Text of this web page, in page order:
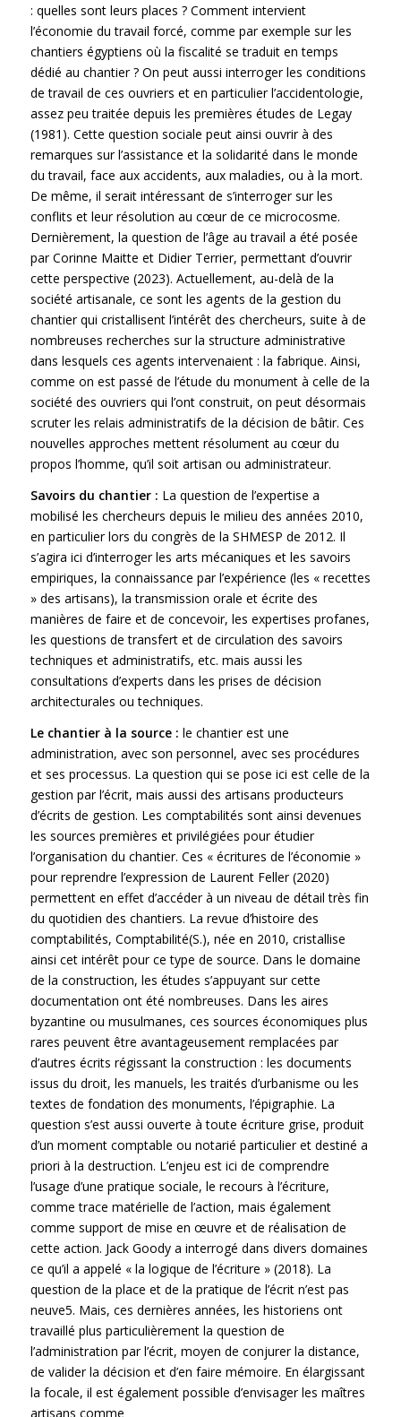
: quelles sont leurs places ? Comment intervient
l’économie du travail forcé, comme par exemple sur les
chantiers égyptiens où la fiscalité se traduit en temps
dédié au chantier ? On peut aussi interroger les conditions
de travail de ces ouvriers et en particulier l’accidentologie,
assez peu traitée depuis les premières études de Legay
(1981). Cette question sociale peut ainsi ouvrir à des
remarques sur l’assistance et la solidarité dans le monde
du travail, face aux accidents, aux maladies, ou à la mort.
De même, il serait intéressant de s’interroger sur les
conflits et leur résolution au cœur de ce microcosme.
Dernièrement, la question de l’âge au travail a été posée
par Corinne Maitte et Didier Terrier, permettant d’ouvrir
cette perspective (2023). Actuellement, au-delà de la
société artisanale, ce sont les agents de la gestion du
chantier qui cristallisent l’intérêt des chercheurs, suite à de
nombreuses recherches sur la structure administrative
dans lesquels ces agents intervenaient : la fabrique. Ainsi,
comme on est passé de l’étude du monument à celle de la
société des ouvriers qui l’ont construit, on peut désormais
scruter les relais administratifs de la décision de bâtir. Ces
nouvelles approches mettent résolument au cœur du
propos l’homme, qu’il soit artisan ou administrateur.
Savoirs du chantier : La question de l’expertise a
mobilisé les chercheurs depuis le milieu des années 2010,
en particulier lors du congrès de la SHMESP de 2012. Il
s’agira ici d’interroger les arts mécaniques et les savoirs
empiriques, la connaissance par l’expérience (les « recettes
» des artisans), la transmission orale et écrite des
manières de faire et de concevoir, les expertises profanes,
les questions de transfert et de circulation des savoirs
techniques et administratifs, etc. mais aussi les
consultations d’experts dans les prises de décision
architecturales ou techniques.
Le chantier à la source : le chantier est une
administration, avec son personnel, avec ses procédures
et ses processus. La question qui se pose ici est celle de la
gestion par l’écrit, mais aussi des artisans producteurs
d’écrits de gestion. Les comptabilités sont ainsi devenues
les sources premières et privilégiées pour étudier
l’organisation du chantier. Ces « écritures de l’économie »
pour reprendre l’expression de Laurent Feller (2020)
permettent en effet d’accéder à un niveau de détail très fin
du quotidien des chantiers. La revue d’histoire des
comptabilités, Comptabilité(S.), née en 2010, cristallise
ainsi cet intérêt pour ce type de source. Dans le domaine
de la construction, les études s’appuyant sur cette
documentation ont été nombreuses. Dans les aires
byzantine ou musulmanes, ces sources économiques plus
rares peuvent être avantageusement remplacées par
d’autres écrits régissant la construction : les documents
issus du droit, les manuels, les traités d’urbanisme ou les
textes de fondation des monuments, l’épigraphie. La
question s’est aussi ouverte à toute écriture grise, produit
d’un moment comptable ou notarié particulier et destiné a
priori à la destruction. L’enjeu est ici de comprendre
l’usage d’une pratique sociale, le recours à l’écriture,
comme trace matérielle de l’action, mais également
comme support de mise en œuvre et de réalisation de
cette action. Jack Goody a interrogé dans divers domaines
ce qu’il a appelé « la logique de l’écriture » (2018). La
question de la place et de la pratique de l’écrit n’est pas
neuve5. Mais, ces dernières années, les historiens ont
travaillé plus particulièrement la question de
l’administration par l’écrit, moyen de conjurer la distance,
de valider la décision et d’en faire mémoire. En élargissant
la focale, il est également possible d’envisager les maîtres
artisans comme